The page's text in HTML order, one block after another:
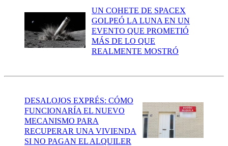
UN COHETE DE SPACEX
GOLPEÓ LA LUNA EN UN
EVENTO QUE PROMETIÓ
MÁS DE LO QUE
REALMENTE MOSTRÓ
DESALOJOS EXPRÉS: CÓMO
FUNCIONARÍA EL NUEVO
MECANISMO PARA
RECUPERAR UNA VIVIENDA
SI NO PAGAN EL ALQUILER